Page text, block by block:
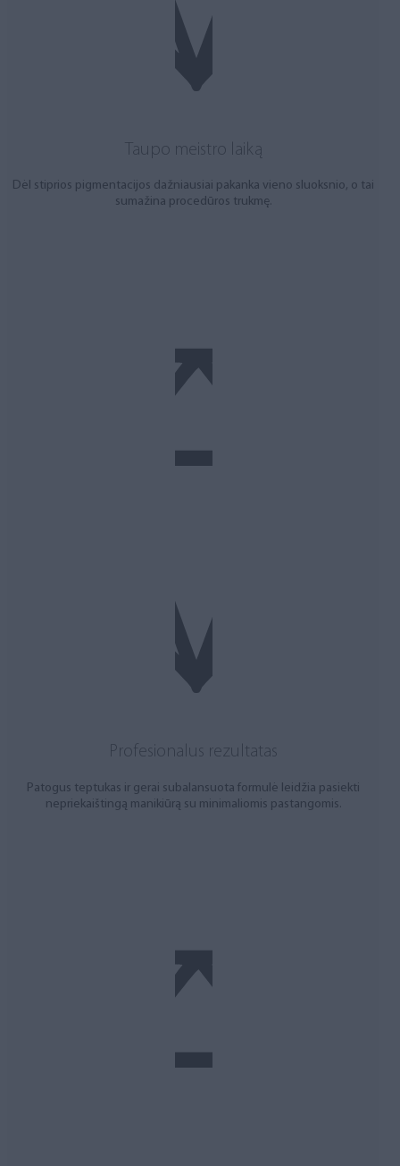
Taupo meistro laiką
Dėl stiprios pigmentacijos dažniausiai pakanka vieno sluoksnio, o tai
sumažina procedūros trukmę.
Profesionalus rezultatas
Patogus teptukas ir gerai subalansuota formulė leidžia pasiekti
nepriekaištingą manikiūrą su minimaliomis pastangomis.